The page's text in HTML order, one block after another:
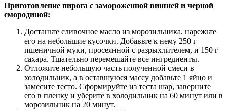
Приготовление пирога с замороженной вишней и черной
смородиной:
Достаньте сливочное масло из морозильника, нарежьте
его на небольшие кусочки. Добавьте к нему 250 г
пшеничной муки, просеянной с разрыхлителем, и 150 г
сахара. Тщательно перемешайте все ингредиенты.
Отложите небольшую часть полученной смеси в
холодильник, а в оставшуюся массу добавьте 1 яйцо и
замесите тесто. Сформируйте из теста шар, заверните
его в пленку и уберите в холодильник на 60 минут или в
морозильник на 20 минут.